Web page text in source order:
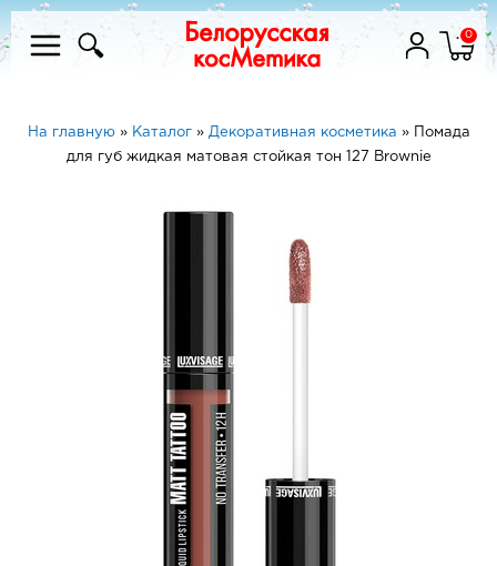
0
На главную» Каталог» Декоративная косметика »
Помада
для губ жидкая матовая стойкая тон 127 Brownie